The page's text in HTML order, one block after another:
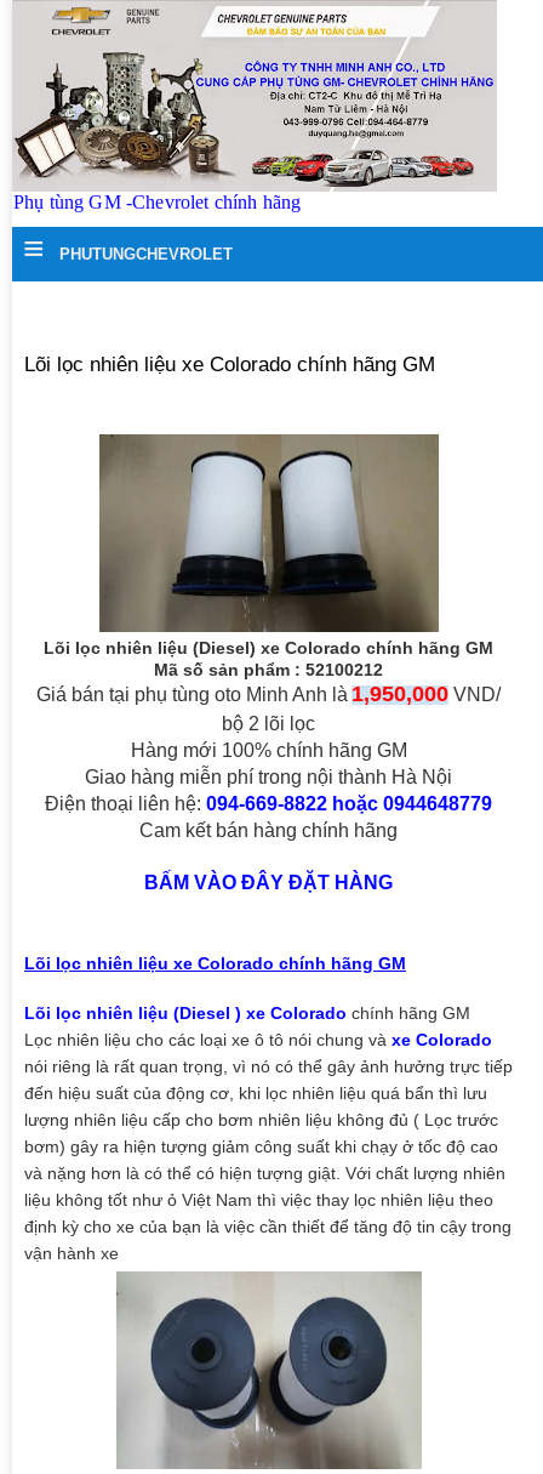
Phụ tùng GM -Chevrolet chính hãng
≡ PHUTUNGCHEVROLET
Lõi lọc nhiên liệu xe Colorado chính hãng GM
Lõi lọc nhiên liệu (Diesel) xe Colorado chính hãng GM
Mã số sản phẩm : 52100212
Giá bán tại phụ tùng oto Minh Anh là 1,950,000 VND/
bộ 2 lõi lọc
Hàng mới 100% chính hãng GM
Giao hàng miễn phí trong nội thành Hà Nội
Điện thoại liên hệ:094-669-8822 hoặc 0944648779
Cam kết bán hàng chính hãng
BẤM VÀO ĐÂY ĐẶT HÀNG
Lõi lọc nhiên liệu xe Colorado chính hãng GM
Lõi lọc nhiên liệu (Diesel ) xe Colorado chính hãng GM
Lọc nhiên liệu cho các loại xe ô tô nói chung và xe Colorado
nói riêng là rất quan trọng, vì nó có thể gây ảnh hưởng trực tiếp
đến hiệu suất của động cơ, khi lọc nhiên liệu quá bẩn thì lưu
lượng nhiên liệu cấp cho bơm nhiên liệu không đủ ( Lọc trước
bơm) gây ra hiện tượng giảm công suất khi chạy ở tốc độ cao
và nặng hơn là có thể có hiện tượng giật. Với chất lượng nhiên
liệu không tốt như ỏ Việt Nam thì việc thay lọc nhiên liệu theo
định kỳ cho xe của bạn là việc cần thiết để tăng độ tin cậy trong
vận hành xe